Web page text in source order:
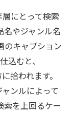
にとって検索
名やジャンル名
のキャプション
込むと、
拾われます。
ンルによって
を上回るケー